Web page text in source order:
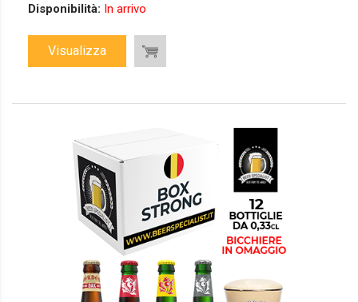
Disponibilità: In arrivo
Visualizza